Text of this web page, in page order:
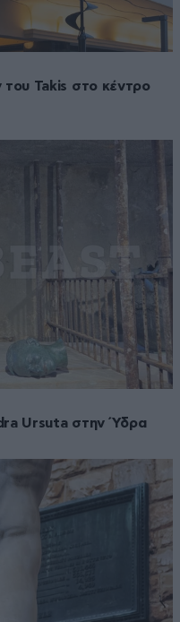
Takis στο κέντρο
Ursuta στην Ύδρα